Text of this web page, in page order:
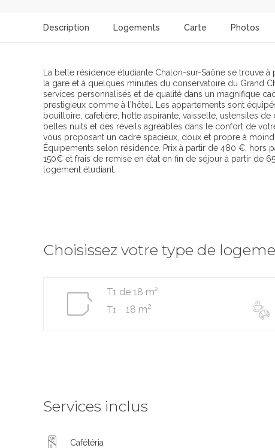
Description Logements Carte Photos
La belle résidence étudiante Chalon-sur-Saône se
la gare et à quelques minutes du conservatoire du Grand
services personnalisés et de qualité dans un magnifique
prestigieux comme à l'hôtel. Les appartements sont
bouilloire, cafetière, hotte aspirante, vaisselle, ustensiles
belles nuits et des réveils agréables dans le confort de
vous proposant un cadre spacieux, doux et propre à
Équipements selon résidence. Prix à partir de 480 €, hors
150€ et frais de remise en état en fin de séjour à partir de
logement étudiant.
Choisissez votre type de
T1 de 18 m²
T1
18 m2
Services inclus
Cafétéria